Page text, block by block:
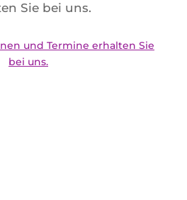
Sie bei uns.
und Termine erhalten Sie
bei uns.